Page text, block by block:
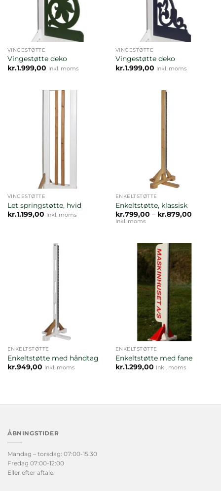
VINGESTØTTE
Vingestøtte deko
kr.1.999,00 Inkl. moms
VINGESTØTTE
Vingestøtte deko
kr.1.999,00 Inkl. moms
VINGESTØTTE
Let springstøtte, hvid
kr.1.199,00 Inkl. moms
ENKELTSTØTTE
Enkeltstøtte, klassisk
kr.799,00 – kr.879,00
Inkl. moms
ENKELTSTØTTE
Enkeltstøtte med håndtag
kr.949,00 Inkl. moms
ENKELTSTØTTE
Enkeltstøtte med fane
kr.1.299,00 Inkl. moms
ÅBNINGSTIDER
Mandag – torsdag: 07:00-15.30
Fredag 07:00-12:00
Eller efter aftale.